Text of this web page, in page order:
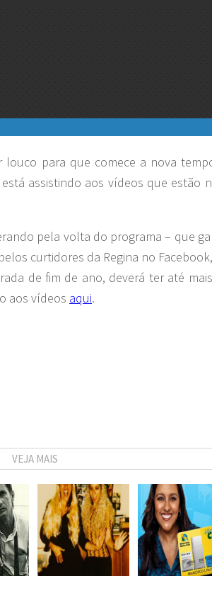
para que comece a nova
assistindo aos vídeos que estão
pela volta do programa – que
curtidores da Regina no
de fim de ano, deverá ter até
aos vídeos aqui.
VEJA MAIS